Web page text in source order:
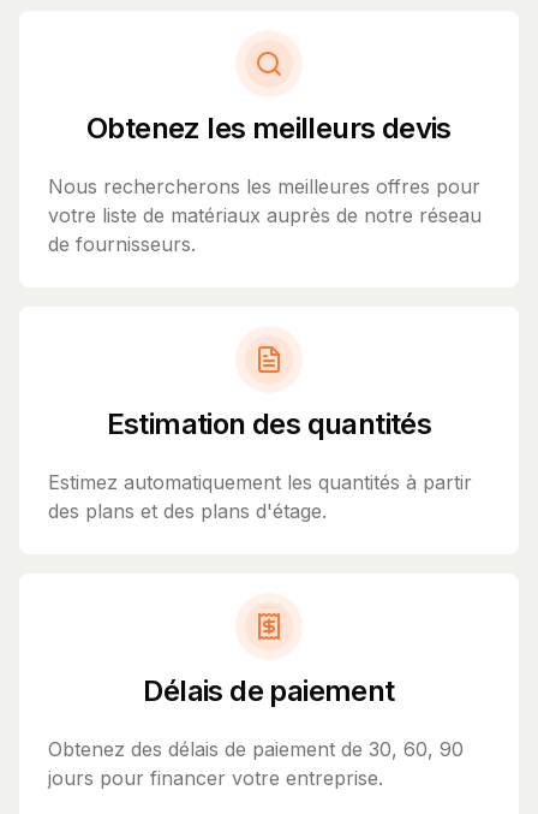
Obtenez les meilleurs devis
Nous rechercherons les meilleures offres pour
votre liste de matériaux auprès de notre réseau
de fournisseurs.
Estimation des quantités
Estimez automatiquement les quantités à partir
des plans et des plans d'étage.
Délais de paiement
Obtenez des délais de paiement de 30, 60, 90
jours pour financer votre entreprise.